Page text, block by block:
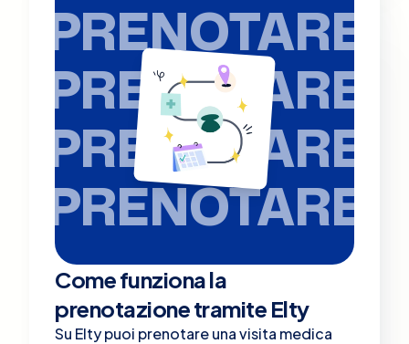
PRENOTARE
PRENOTARE
PRENOTARE
PRENOTARE
Come funziona la
prenotazione tramite Elty
Su Elty puoi prenotare una visita medica